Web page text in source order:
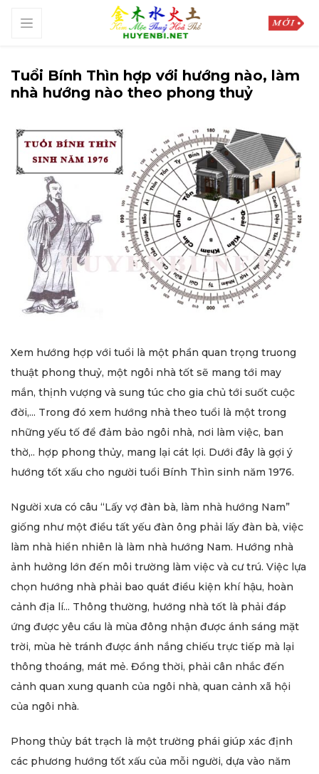
Tuổi Bính Thìn hợp với hướng nào, làm
nhà hướng nào theo phong thuỷ
Xem hướng hợp với tuổi là một phần quan trọng truong
thuật phong thuỷ, một ngôi nhà tốt sẽ mang tới may
mắn, thịnh vượng và sung túc cho gia chủ tới suốt cuộc
đời,... Trong đó xem hướng nhà theo tuổi là một trong
những yếu tố để đảm bảo ngôi nhà, nơi làm việc, ban
thờ,.. hợp phong thủy, mang lại cát lợi. Dưới đây là gợi ý
hướng tốt xấu cho người tuổi Bính Thìn sinh năm 1976.
Người xưa có câu “Lấy vợ đàn bà, làm nhà hướng Nam”
giống như một điều tất yếu đàn ông phải lấy đàn bà, việc
làm nhà hiển nhiên là làm nhà hướng Nam. Hướng nhà
ảnh hưởng lớn đến môi trường làm việc và cư trú. Việc lựa
chọn hướng nhà phải bao quát điều kiện khí hậu, hoàn
cảnh địa lí... Thông thường, hướng nhà tốt là phải đáp
ứng được yêu cầu là mùa đông nhận được ánh sáng mặt
trời, mùa hè tránh được ánh nắng chiếu trực tiếp mà lại
thông thoáng, mát mẻ. Đồng thời, phải cân nhắc đến
cảnh quan xung quanh của ngôi nhà, quan cảnh xã hội
của ngôi nhà.
Phong thủy bát trạch là một trường phái giúp xác định
các phương hướng tốt xấu của mỗi người, dựa vào năm